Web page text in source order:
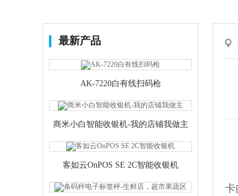
最新产品
AK-7220白有线扫码枪
商米小白智能收银机-我的店铺我做主
客如云OnPOS SE 2C智能收银机
卡